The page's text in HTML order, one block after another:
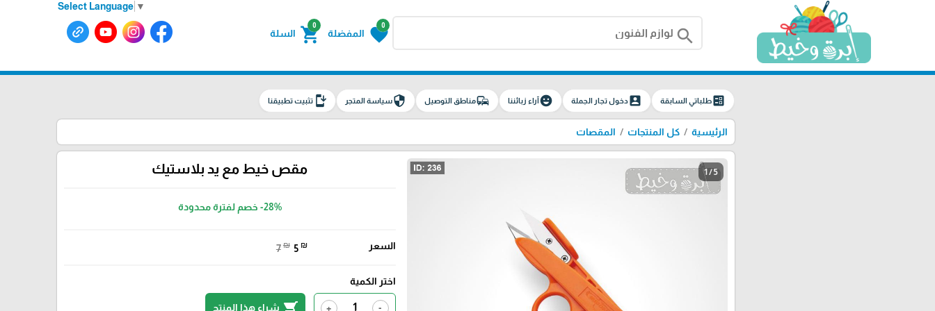
Select Language ▼
search
0
favorite المفضلة
0
shopping_cart السلة
ballotطلباتي السابقة account_boxدخول تجار الجملة emoji_emotionsآراء زبائننا commuteمناطق التوصيل securityسياسة المتجر install_mobileتثبيت تطبيقنا
الرئيسية كل المنتجات المقصات
1 / 5 مقص خيط مع يد بلاستيك
-28% خصم لفترة محدودة
السعر 7 ₪ 5 ₪
اختر الكمية
-
+ شراء هذا المنتج